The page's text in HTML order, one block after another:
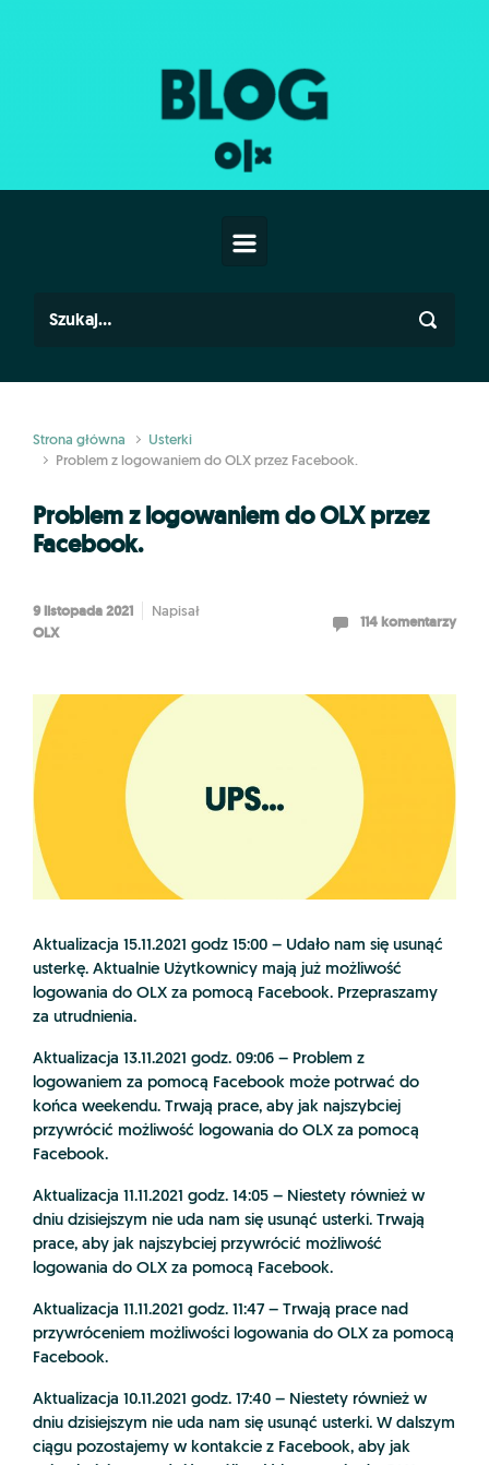
Strona główna
Usterki
Problem z logowaniem do OLX przez Facebook.
Problem z logowaniem do OLX przez
Facebook.
9 listopada 2021 Napisał
OLX
114 komentarzy
Aktualizacja 15.11.2021 godz 15:00 – Udało nam się usunąć
usterkę. Aktualnie Użytkownicy mają już możliwość
logowania do OLX za pomocą Facebook. Przepraszamy
za utrudnienia.
Aktualizacja 13.11.2021 godz. 09:06 – Problem z
logowaniem za pomocą Facebook może potrwać do
końca weekendu. Trwają prace, aby jak najszybciej
przywrócić możliwość logowania do OLX za pomocą
Facebook.
Aktualizacja 11.11.2021 godz. 14:05 – Niestety również w
dniu dzisiejszym nie uda nam się usunąć usterki. Trwają
prace, aby jak najszybciej przywrócić możliwość
logowania do OLX za pomocą Facebook.
Aktualizacja 11.11.2021 godz. 11:47 – Trwają prace nad
przywróceniem możliwości logowania do OLX za pomocą
Facebook.
Aktualizacja 10.11.2021 godz. 17:40 – Niestety również w
dniu dzisiejszym nie uda nam się usunąć usterki. W dalszym
ciągu pozostajemy w kontakcie z Facebook, aby jak